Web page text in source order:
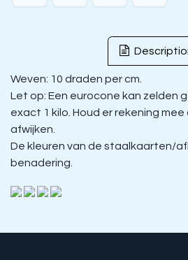
Weven: 10 draden per cm.
Let op: Een eurocone kan zelden
exact 1 kilo. Houd er rekening
afwijken.
De kleuren van de staalkaarten/
benadering.